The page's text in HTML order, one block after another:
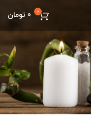
0
0 تومان